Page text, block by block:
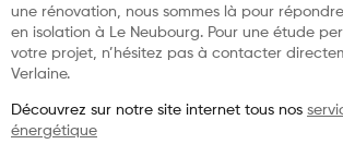
une rénovation, nous sommes là pour
en isolation à Le Neubourg. Pour une étude
votre projet, n’hésitez pas à contacter
Verlaine.
Découvrez sur notre site internet tous nos
énergétique